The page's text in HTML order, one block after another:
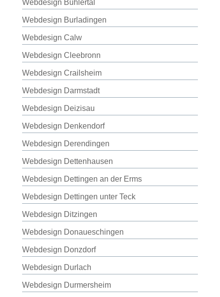
Webdesign Bühlertal
Webdesign Burladingen
Webdesign Calw
Webdesign Cleebronn
Webdesign Crailsheim
Webdesign Darmstadt
Webdesign Deizisau
Webdesign Denkendorf
Webdesign Derendingen
Webdesign Dettenhausen
Webdesign Dettingen an der Erms
Webdesign Dettingen unter Teck
Webdesign Ditzingen
Webdesign Donaueschingen
Webdesign Donzdorf
Webdesign Durlach
Webdesign Durmersheim